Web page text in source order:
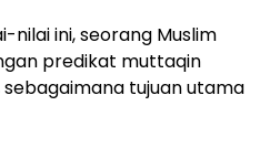
nilai ini, seorang Muslim
predikat muttaqin
tujuan utama